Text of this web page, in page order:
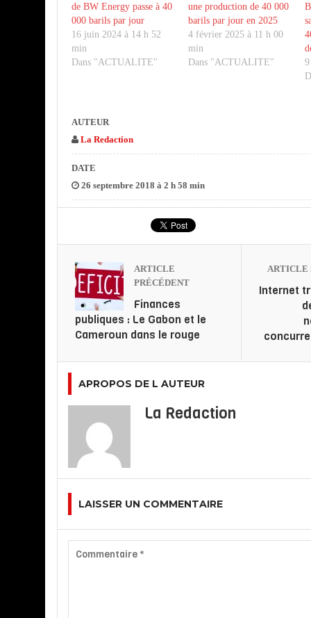
de BW Energy passe à 40
000 barils par jour
16 juin 2024 à 14 h 52
min
Dans "ACTUALITE"
une production de 40 000
barils par jour en 2025
4 février 2025 à 11 h 00
min
Dans "ACTUALITE"
AUTEUR
La Redaction
DATE
26 septembre 2018 à 2 h 58 min
ARTICLE
PRÉCÉDENT
Finances
publiques : Le Gabon et le
Cameroun dans le rouge
ARTICLE
Internet
APROPOS DE L AUTEUR
La Redaction
LAISSER UN COMMENTAIRE